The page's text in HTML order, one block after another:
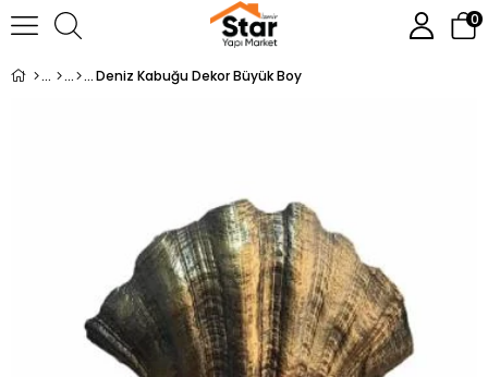
0
Deniz Kabuğu Dekor Büyük Boy